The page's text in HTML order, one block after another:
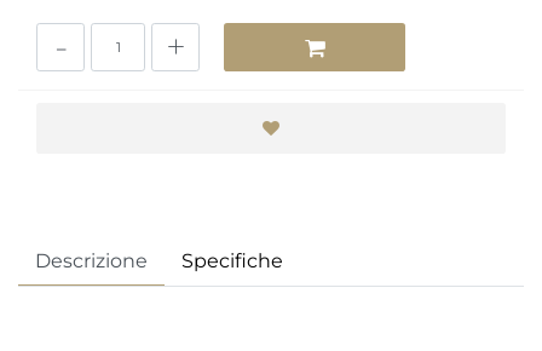
Descrizione Specifiche